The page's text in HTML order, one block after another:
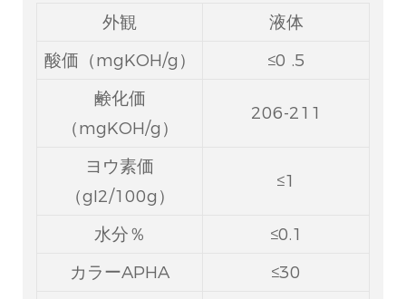
外観
液体
酸価（mgKOH/g）
≤0 .5
鹸化価
（mgKOH/g）
206-211
ヨウ素価
（gI2/100g）
≤1
水分％
≤0.1
カラーAPHA
≤30